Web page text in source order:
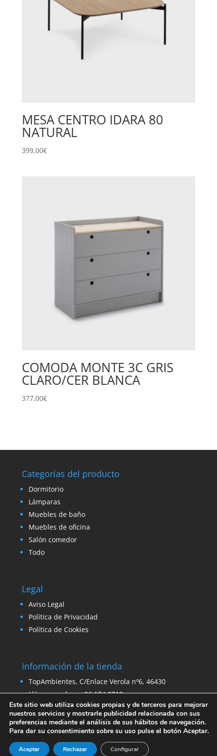
MESA CENTRO IDARA 80
NATURAL
399,00€
COMODA MONTE 3C GRIS
CLARO/CER BLANCA
377,00€
Categorías del producto
Dormitorio
Lámparas
Muebles de baño
Muebles de oficina
Salón comedor
Todo
Legal
Aviso Legal
Política de Privacidad
Política de Cookies
Información de la tienda
TopAmbientes, C/Enlace Verola nº6, 46430
Llámanos ahora: 96 174 0712
Email:ventas@venta-stock.com
Este sitio web utiliza cookies propias y de terceros para mejorar
nuestros servicios y mostrarle publicidad relacionada con sus
preferencias mediante el análisis de sus hábitos de navegación.
Para dar su consentimiento sobre su uso pulse el botón Aceptar.
Aceptar Rechazar Configurar